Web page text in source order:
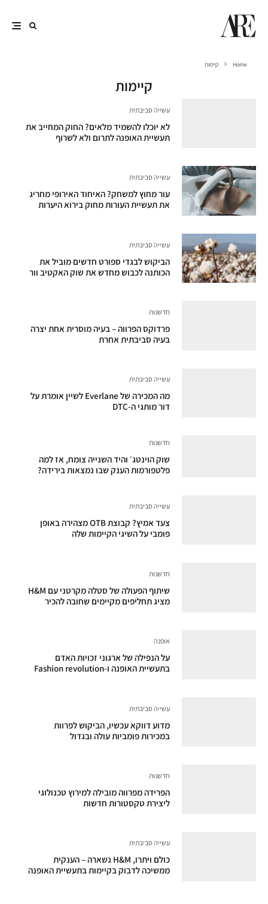
Home קיימות
קיימות
עשייה סביבתית
לא יוכלו להשמיד מלאים? החוק המחייב את
תעשיית האופנה לתרום ולא לשרוף
עשייה סביבתית
עור מחוץ למשחק? האיחוד האירופי מחריג
את תעשיית העורות מחוק בירוא היערות
עשייה סביבתית
הביקוש לבגדי ספורט חדשים מוביל את
הכותנה לכבוש מחדש את שוק האקטיב וור
חדשנות
פרדוקס הפרווה – בעיה מוסרית אחת יצרה
בעיה סביבתית אחרת
עשייה סביבתית
מה המכירה של Everlane לשיין אומרת על
דור מותגי ה-DTC
חדשנות
שוק הוינטג׳ והיד השנייה צומח, אז למה
פלטפורמות הענק שבו נמצאות בירידה?
עשייה סביבתית
צעד אמיץ? קבוצת OTB מצהירה באופן
פומבי על השיגי הקיימות שלה
חדשנות
שיתוף הפעולה של סטלה מקרטני עם H&M
מציג תחליפים מקיימים שחובה להכיר
אופנה
על הנפילה של ארגוני זכויות האדם
בתעשיית האופנה ו-Fashion revolution
עשייה סביבתית
מדוע דווקא עכשיו, הביקוש לפרוות
במכירות פומביות עולה ובגדול
חדשנות
הפרידה מפרווה מובילה למירוץ טכנולוגי
ליצירת טקסטורות חדשות
עשייה סביבתית
כולם ויתרו, H&M נשארה – הענקית
ממשיכה לדבוק בקיימות בתעשיית האופנה